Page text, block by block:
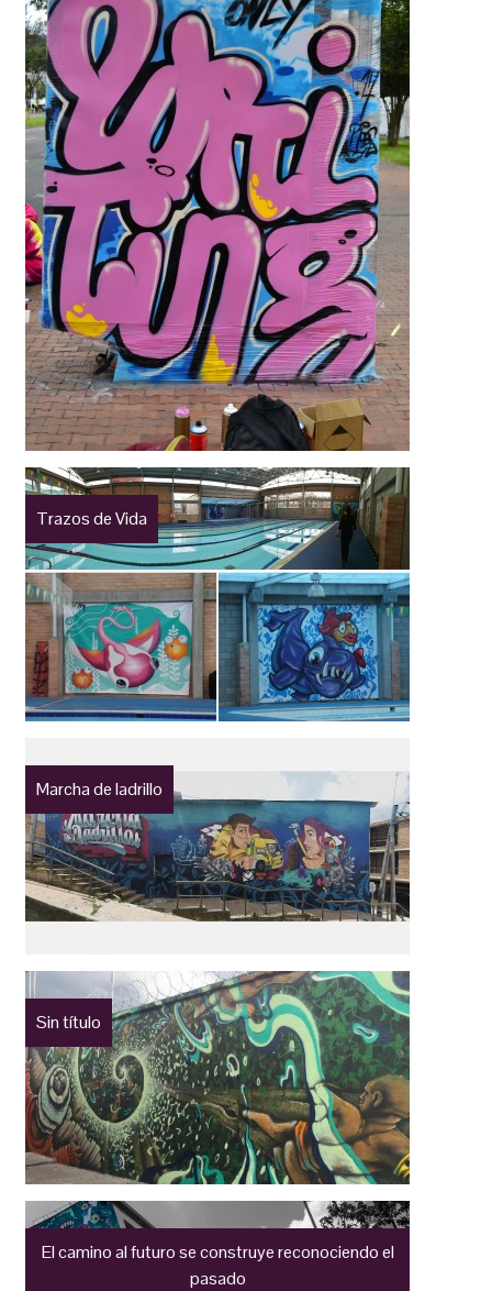
Trazos de Vida
Marcha de ladrillo
Sin título
El camino al futuro se construye reconociendo el
pasado